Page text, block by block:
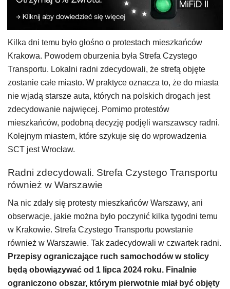
Kilka dni temu było głośno o protestach mieszkańców
Krakowa. Powodem oburzenia była Strefa Czystego
Transportu. Lokalni radni zdecydowali, że strefą objęte
zostanie całe miasto. W praktyce oznacza to, że do miasta
nie wjadą starsze auta, których na polskich drogach jest
zdecydowanie najwięcej. Pomimo protestów
mieszkańców, podobną decyzję podjęli warszawscy radni.
Kolejnym miastem, które szykuje się do wprowadzenia
SCT jest Wrocław.
Radni zdecydowali. Strefa Czystego Transportu
również w Warszawie
Na nic zdały się protesty mieszkańców Warszawy, ani
obserwacje, jakie można było poczynić kilka tygodni temu
w Krakowie. Strefa Czystego Transportu powstanie
również w Warszawie. Tak zadecydowali w czwartek radni.
Przepisy ograniczające ruch samochodów w stolicy
będą obowiązywać od 1 lipca 2024 roku. Finalnie
ograniczono obszar, którym pierwotnie miał być objęty